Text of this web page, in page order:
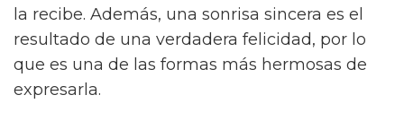
la recibe. Además, una sonrisa sincera es el
resultado de una verdadera felicidad, por lo
que es una de las formas más hermosas de
expresarla.